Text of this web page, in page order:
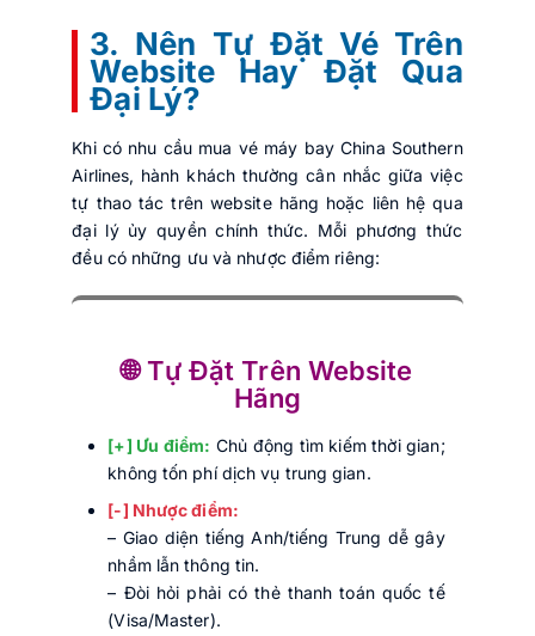
3. Nên Tự Đặt Vé Trên
Website Hay Đặt Qua
Đại Lý?
Khi có nhu cầu mua vé máy bay China Southern
Airlines, hành khách thường cân nhắc giữa việc
tự thao tác trên website hãng hoặc liên hệ qua
đại lý ủy quyền chính thức. Mỗi phương thức
đều có những ưu và nhược điểm riêng:
🌐 Tự Đặt Trên Website
Hãng
[+] Ưu điểm: Chủ động tìm kiếm thời gian;
không tốn phí dịch vụ trung gian.
[-] Nhược điểm:
– Giao diện tiếng Anh/tiếng Trung dễ gây
nhầm lẫn thông tin.
– Đòi hỏi phải có thẻ thanh toán quốc tế
(Visa/Master).